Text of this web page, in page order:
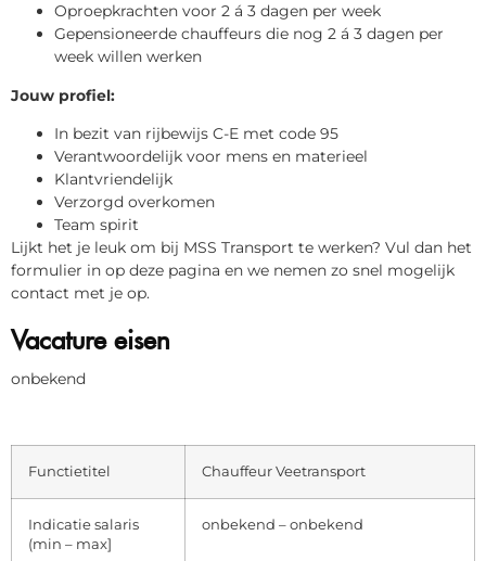
Oproepkrachten voor 2 á 3 dagen per week
Gepensioneerde chauffeurs die nog 2 á 3 dagen per
week willen werken
Jouw profiel:
In bezit van rijbewijs C-E met code 95
Verantwoordelijk voor mens en materieel
Klantvriendelijk
Verzorgd overkomen
Team spirit
Lijkt het je leuk om bij MSS Transport te werken? Vul dan het
formulier in op deze pagina en we nemen zo snel mogelijk
contact met je op.
Vacature eisen
onbekend
Functietitel Chauffeur Veetransport
Indicatie salaris
(min – max]
onbekend – onbekend